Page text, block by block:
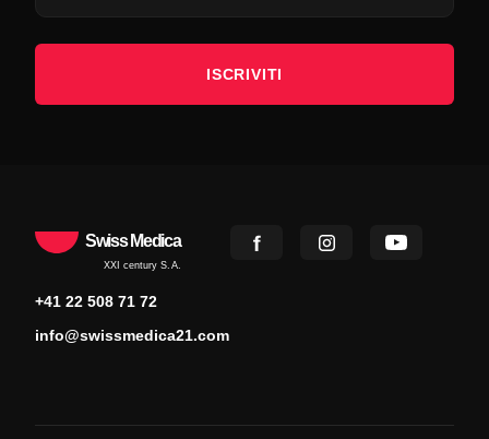
ISCRIVITI
Swiss Medica
XXI century S.A.
+41 22 508 71 72
info@swissmedica21.com